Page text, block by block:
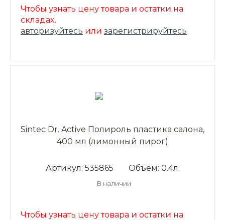
Чтобы узнать цену товара и остатки на
складах,
авторизуйтесь или зарегистрируйтесь
Sintec Dr. Active Полироль пластика салона,
400 мл (лимонный пирог)
Артикул: 535865 Объем: 0.4л.
В наличии
Чтобы узнать цену товара и остатки на